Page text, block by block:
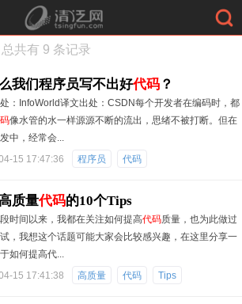
总共有 9 条记录
我们程序员写不出好代码 ？
：InfoWorld译文出处：CSDN每个开发者在编码时，都
像水管的水一样源源不断的流出，思绪不被打断。但在
中，经常会...
15 17:47:36
程序员 代码
质量代码的10个Tips
时间以来，我都在关注如何提高代码质量，也为此做过
，我想这个话题可能大家会比较感兴趣，在这里分享一
如何提高代...
15 17:41:38
高质量 代码 Tips